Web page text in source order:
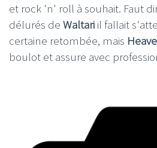
et rock 'n' roll à souhait. Faut
délurés de Waltari il fallait
certaine retombée, mais
boulot et assure avec